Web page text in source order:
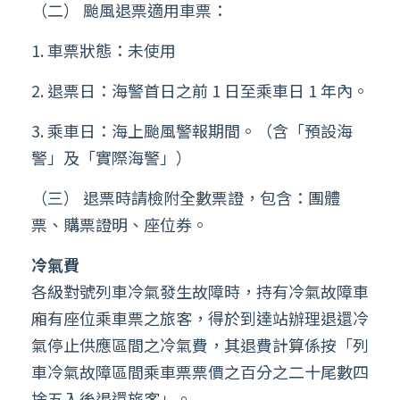
（二） 颱風退票適用車票：
1. 車票狀態：未使用
2. 退票日：海警首日之前 1 日至乘車日 1 年內。
3. 乘車日：海上颱風警報期間。（含「預設海
警」及「實際海警」）
（三） 退票時請檢附全數票證，包含：團體
票、購票證明、座位券。
冷氣費
各級對號列車冷氣發生故障時，持有冷氣故障車
廂有座位乘車票之旅客，得於到達站辦理退還冷
氣停止供應區間之冷氣費，其退費計算係按「列
車冷氣故障區間乘車票票價之百分之二十尾數四